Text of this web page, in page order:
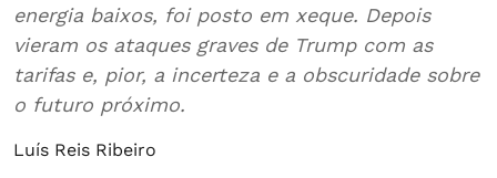
energia baixos, foi posto em xeque. Depois
vieram os ataques graves de Trump com as
tarifas e, pior, a incerteza e a obscuridade sobre
o futuro próximo.
Luís Reis Ribeiro